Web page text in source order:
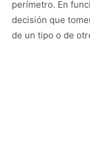
perímetro. En
decisión que
de un tipo o de